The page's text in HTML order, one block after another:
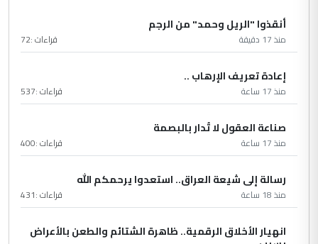
أنقذوا "الريل وحمد" من الرجم
منذ 17 دقيقة قراءات :72
إعادة تعريف الإرهاب ..
منذ 17 ساعة قراءات :537
صناعة العقول لا تُدار بالبصمة
منذ 17 ساعة قراءات :400
رسالة إلى شيعة العراق.. استعدوا يرحمكم الله
منذ 18 ساعة قراءات :431
انهيار الأخلاق الرقمية.. ظاهرة الشتائم والطعن بالأعراض